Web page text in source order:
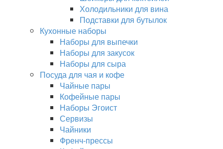
Холодильники для вина
Подставки для бутылок
Кухонные наборы
Наборы для выпечки
Наборы для закусок
Наборы для сыра
Посуда для чая и кофе
Чайные пары
Кофейные пары
Наборы Эгоист
Сервизы
Чайники
Френч-прессы